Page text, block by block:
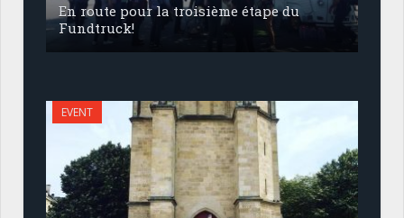
En route pour la troisième étape du
Fundtruck!
EVENT